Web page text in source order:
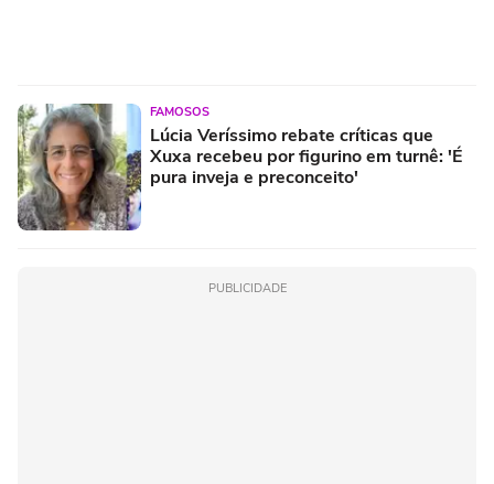
FAMOSOS
Lúcia Veríssimo rebate críticas que
Xuxa recebeu por figurino em turnê: 'É
pura inveja e preconceito'
PUBLICIDADE